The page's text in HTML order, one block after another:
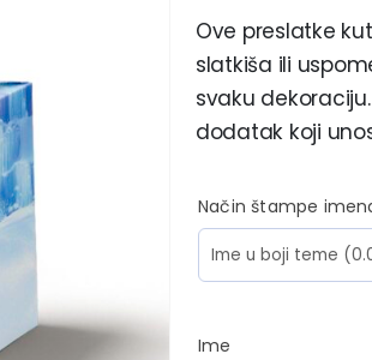
Ove preslatke
slatkiša ili
svaku
dodatak koji
Način štampe
Ime